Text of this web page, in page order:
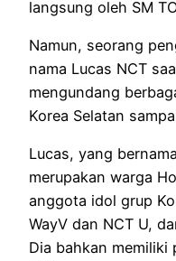
langsung oleh SM
Namun, seorang
nama Lucas NCT
mengundang
Korea Selatan
Lucas, yang
merupakan warga
anggota idol grup
WayV dan NCT U,
Dia bahkan memiliki